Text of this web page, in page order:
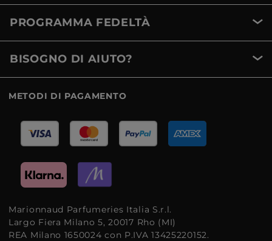
PROGRAMMA FEDELTÀ
BISOGNO DI AIUTO?
METODI DI PAGAMENTO
Marionnaud Parfumeries Italia S.r.l.
Largo Fiera Milano 5, 20017 Rho (MI)
REA Milano 1650024 con P.IVA 13425220152.